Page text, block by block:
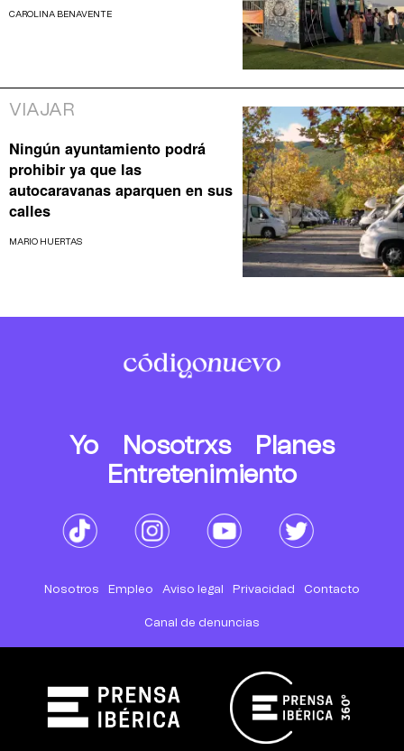
CAROLINA BENAVENTE
VIAJAR
Ningún ayuntamiento podrá
prohibir ya que las
autocaravanas aparquen en sus
calles
MARIO HUERTAS
Yo Nosotrxs
Planes
Entretenimiento
Nosotros Empleo Aviso legal Privacidad Contacto
Canal de denuncias